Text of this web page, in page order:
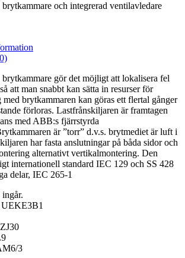
och integrerad ventilavledare
gör det möjligt att lokalisera fel
att man snabbt kan sätta in resurser för
brytkammaren kan göras ett flertal gånger
förloras. Lastfrånskiljaren är framtagen
med ABB:s fjärrstyrda
är ”torr” d.v.s. brytmediet är luft i
har fasta anslutningar på båda sidor och
alternativt vertikalmontering. Den
internationell standard IEC 129 och SS 428
delar, IEC 265-1
UEKE3B1
3